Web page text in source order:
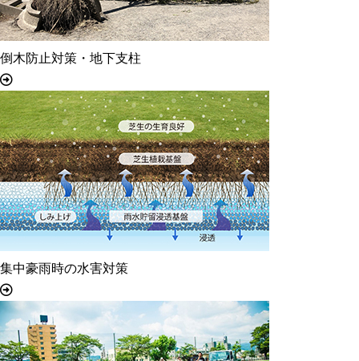
倒木防止対策・地下支柱
集中豪雨時の水害対策